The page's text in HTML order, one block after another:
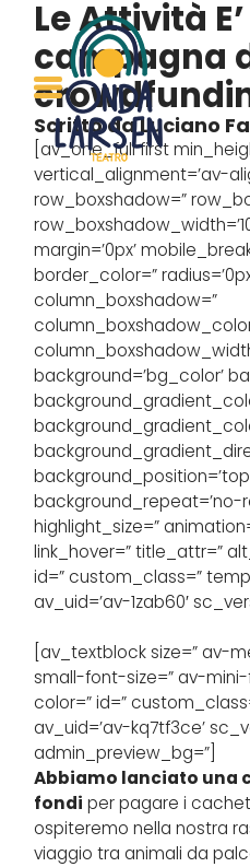
Le Attività
campagna
Scritto da Luciano
[av_one_full first
vertical_alignment=’av-
row_boxshadow=”
margin=’0px’
border_color=”
column_boxshadow=”
background=’bg_color’
background_position=’top
background_repeat=’no-
highlight_size=”
link_hover=” title_attr=”
id=” custom_class=”
av_uid=’av-1zab60′
[av_textblock size=” av-
small-font-size=” av-
color=” id=”
av_uid=’av-kq7tf3ce’
admin_preview_bg=”]
Abbiamo lanciato una
fondi per pagare i
ospiteremo nella nostra
viaggio tra animali da